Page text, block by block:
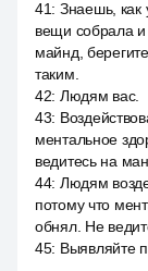
41: Знаешь, как
вещи собрала
майнд,
таким.
42: Людям вас.
43:
ментальное
ведитесь на
44: Людям
потому что
обнял. Не
45: Выявляйте